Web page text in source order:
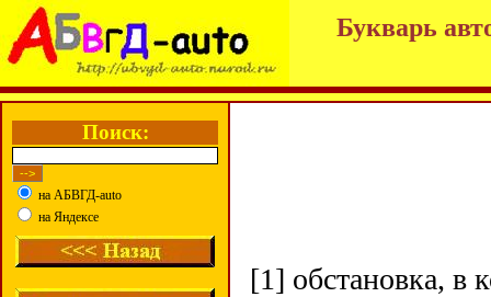
Букварь
Поиск:
на АБВГД-auto
на Яндексе
[1] обстановка, в